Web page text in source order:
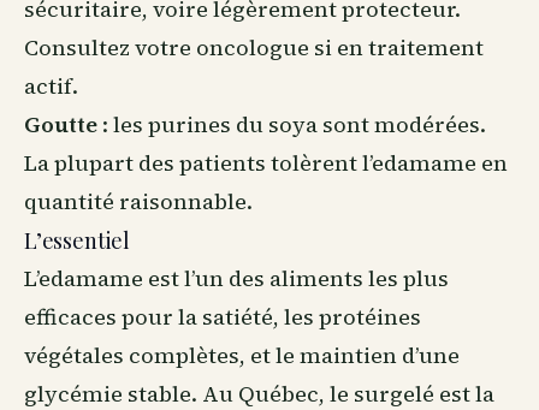
sécuritaire, voire légèrement protecteur.
Consultez votre oncologue si en traitement
actif.
Goutte : les purines du soya sont modérées.
La plupart des patients tolèrent l’edamame en
quantité raisonnable.
L’essentiel
L’edamame est l’un des aliments les plus
efficaces pour la satiété, les protéines
végétales complètes, et le maintien d’une
glycémie stable. Au Québec, le surgelé est la